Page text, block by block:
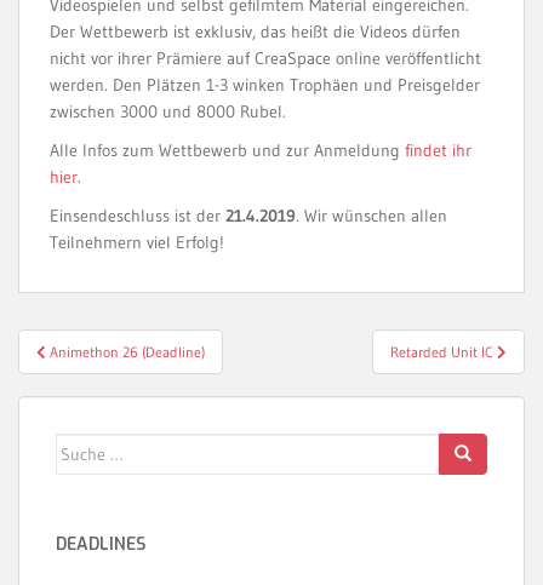
Videospielen und selbst gefilmtem Material eingereichen.
Der Wettbewerb ist exklusiv, das heißt die Videos dürfen
nicht vor ihrer Prämiere auf CreaSpace online veröffentlicht
werden. Den Plätzen 1-3 winken Trophäen und Preisgelder
zwischen 3000 und 8000 Rubel.
Alle Infos zum Wettbewerb und zur Anmeldung findet ihr
hier.
Einsendeschluss ist der 21.4.2019. Wir wünschen allen
Teilnehmern viel Erfolg!
Beitragsnavigation
Animethon 26 (Deadline) Retarded Unit IC
Suche
DEADLINES